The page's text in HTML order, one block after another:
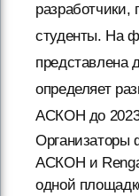
разработчики,
студенты. На
представлена
определяет
АСКОН до 2023
Организаторы
АСКОН и
одной